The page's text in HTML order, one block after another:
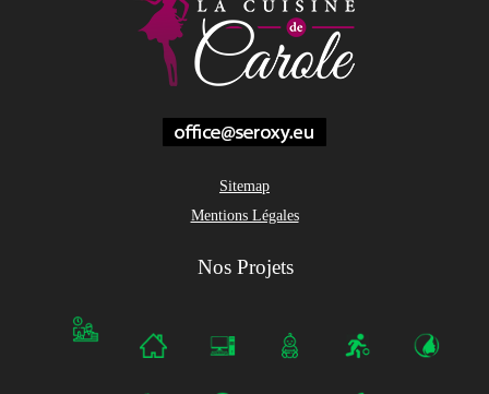
Sitemap
Mentions Légales
Nos Projets